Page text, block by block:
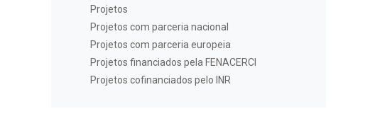
Projetos
Projetos com parceria nacional
Projetos com parceria europeia
Projetos financiados pela FENACERCI
Projetos cofinanciados pelo INR